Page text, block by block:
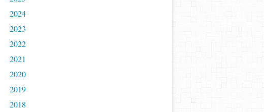
2024
2023
2022
2021
2020
2019
2018